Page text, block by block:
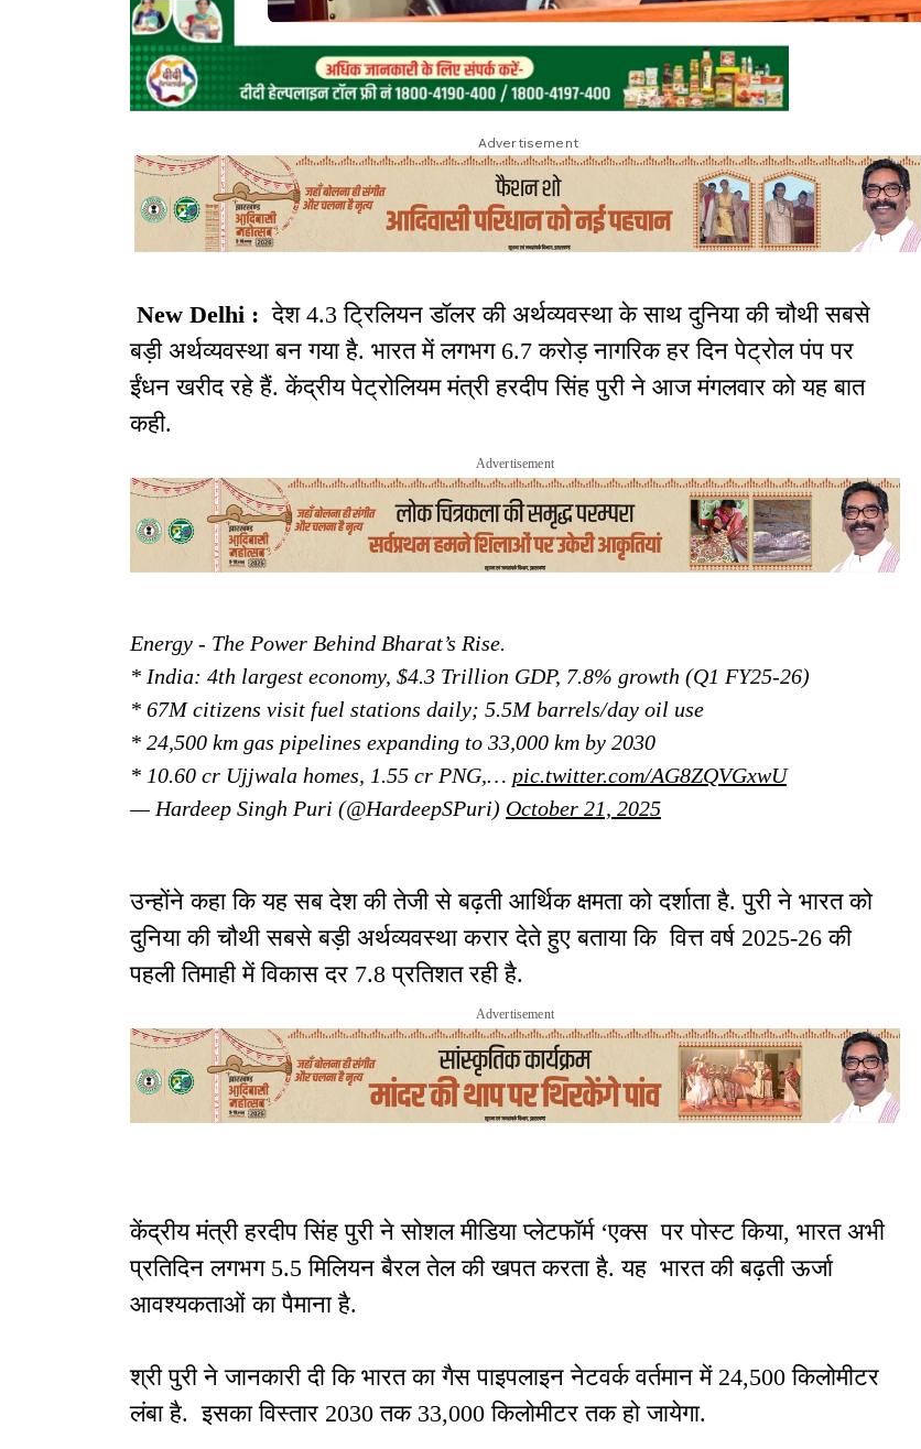
Advertisement
New Delhi : देश 4.3 ट्रिलियन डॉलर की अर्थव्यवस्था के साथ दुनिया की चौथी सबसे
बड़ी अर्थव्यवस्था बन गया है. भारत में लगभग 6.7 करोड़ नागरिक हर दिन पेट्रोल पंप पर
ईंधन खरीद रहे हैं. केंद्रीय पेट्रोलियम मंत्री हरदीप सिंह पुरी ने आज मंगलवार को यह बात
कही.
Advertisement
Energy - The Power Behind Bharat’s Rise.
* India: 4th largest economy, $4.3 Trillion GDP, 7.8% growth (Q1 FY25-26)
* 67M citizens visit fuel stations daily; 5.5M barrels/day oil use
* 24,500 km gas pipelines expanding to 33,000 km by 2030
* 10.60 cr Ujjwala homes, 1.55 cr PNG,… pic.twitter.com/AG8ZQVGxwU
— Hardeep Singh Puri (@HardeepSPuri) October 21, 2025
उन्होंने कहा कि यह सब देश की तेजी से बढ़ती आर्थिक क्षमता को दर्शाता है. पुरी ने भारत को
दुनिया की चौथी सबसे बड़ी अर्थव्यवस्था करार देते हुए बताया कि वित्त वर्ष 2025-26 की
पहली तिमाही में विकास दर 7.8 प्रतिशत रही है.
Advertisement
केंद्रीय मंत्री हरदीप सिंह पुरी ने सोशल मीडिया प्लेटफॉर्म ‘एक्स पर पोस्ट किया, भारत अभी
प्रतिदिन लगभग 5.5 मिलियन बैरल तेल की खपत करता है. यह भारत की बढ़ती ऊर्जा
आवश्यकताओं का पैमाना है.
श्री पुरी ने जानकारी दी कि भारत का गैस पाइपलाइन नेटवर्क वर्तमान में 24,500 किलोमीटर
लंबा है. इसका विस्तार 2030 तक 33,000 किलोमीटर तक हो जायेगा.